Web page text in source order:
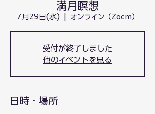
満月瞑想
7月29日(水)
  |
オンライン（Zoom）
受付が終了しました
他のイベントを見る
日時・場所